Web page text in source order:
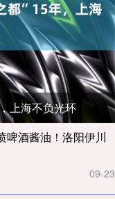
上海不负光环
啤酒酱油！洛阳伊川
09-23